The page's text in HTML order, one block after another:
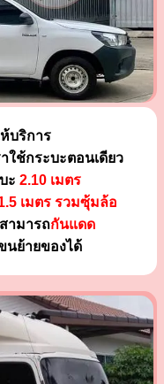
บริการ
ใช้กระบะตอนเดียว
ะ 2.10 เมตร
เมตร รวมซุ้มล้อ
สามารถกันแดด
ย้ายของได้